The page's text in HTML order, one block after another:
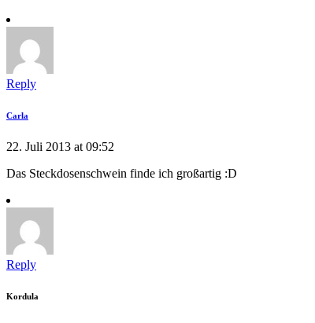
Reply
Carla
22. Juli 2013 at 09:52
Das Steckdosenschwein finde ich großartig :D
Reply
Kordula